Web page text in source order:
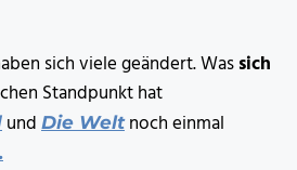
sich viele geändert. Wassich
Standpunkt hat
und Die Weltnoch einmal